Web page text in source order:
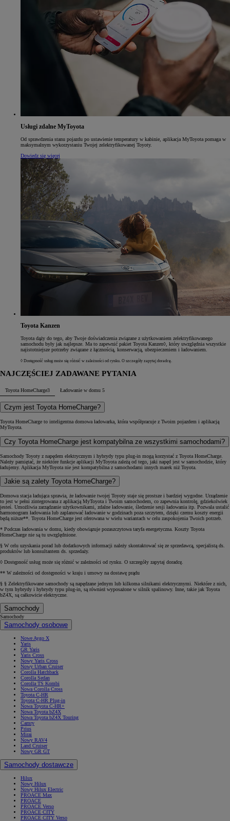
Usługi zdalne MyToyota
Od sprawdzenia stanu pojazdu po ustawienie temperatury w kabinie, aplikacja MyToyota pomaga w
maksymalnym wykorzystaniu Twojej zelektryfikowanej Toyoty.
Dowiedz się więcej
Toyota Kanzen
Toyota dąży do tego, aby Twoje doświadczenia związane z użytkowaniem zelektryfikowanego
samochodu były jak najlepsze. Ma to zapewnić pakiet Toyota Kanzen◊, który uwzględnia wszystkie
najistotniejsze potrzeby związane z łącznością, konserwacją, ubezpieczeniem i ładowaniem.
◊ Dostępność usług może się różnić w zależności od rynku. O szczegóły zapytaj doradcę.
NAJCZĘŚCIEJ ZADAWANE PYTANIA
Toyota HomeCharge3 Ładowanie w domu 5
Czym jest Toyota HomeCharge?
Toyota HomeCharge to inteligentna domowa ładowarka, która współpracuje z Twoim pojazdem i aplikacją
MyToyota.
Czy Toyota HomeCharge jest kompatybilna ze wszystkimi samochodami?
Samochody Toyoty z napędem elektrycznym i hybrydy typu plug-in mogą korzystać z Toyota HomeCharge.
Należy pamiętać, że niektóre funkcje aplikacji MyToyota zależą od tego, jaki napęd jest w samochodzie, który
ładujemy. Aplikacja MyToyota nie jest kompatybilna z samochodami innych marek niż Toyota.
Jakie są zalety Toyota HomeCharge?
Domowa stacja ładująca sprawia, że ładowanie twojej Toyoty staje się prostsze i bardziej wygodne. Urządzenie
to jest w pełni zintegrowana z aplikacją MyToyota i Twoim samochodem, co zapewnia kontrolę, gdziekolwiek
jesteś. Umożliwia zarządzanie użytkownikami, zdalne ładowanie, śledzenie sesji ładowania itp. Pozwala ustalić
harmonogram ładowania lub zaplanować ładowanie w godzinach poza szczytem, dzięki czemu koszty energii
będą niższe**. Toyota HomeCharge jest oferowana w wielu wariantach w celu zaspokojenia Twoich potrzeb.
* Podczas ładowania w domu, kiedy obowiązuje pozaszczytowa taryfa energetyczna. Koszty Toyota
HomeCharge nie są tu uwzględnione.
§ W celu uzyskania porad lub dodatkowych informacji należy skontaktować się ze sprzedawcą, specjalistą ds.
produktów lub konsultantem ds. sprzedaży.
◊ Dostępność usług może się różnić w zależności od rynku. O szczegóły zapytaj doradcę.
** W zależności od dostępności w kraju i umowy na dostawę prądu
§ § Zelektryfikowane samochody są napędzane jednym lub kilkoma silnikami elektrycznymi. Niektóre z nich,
w tym hybrydy i hybrydy typu plug-in, są również wyposażone w silnik spalinowy. Inne, takie jak Toyota
bZ4X, są całkowicie elektryczne.
Samochody
Samochody
Samochody osobowe
Nowe Aygo X
Yaris
GR Yaris
Yaris Cross
Nowy Yaris Cross
Nowy Urban Cruiser
Corolla Hatchback
Corolla Sedan
Corolla TS Kombi
Nowa Corolla Cross
Toyota C-HR
Toyota C-HR Plug-in
Nowa Toyota C-HR+
Nowa Toyota bZ4X
Nowa Toyota bZ4X Touring
Camry
Prius
Mirai
Nowy RAV4
Land Cruiser
Nowy GR GT
Samochody dostawcze
Hilux
Nowy Hilux
Nowy Hilux Electric
PROACE Max
PROACE
PROACE Verso
PROACE CITY
PROACE CITY Verso